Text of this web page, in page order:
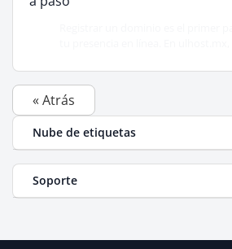
« Atrás
Nube de etiquetas
Soporte